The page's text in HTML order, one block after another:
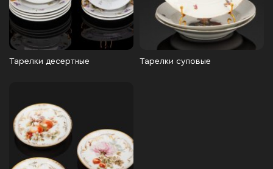
Тарелки десертные Тарелки суповые